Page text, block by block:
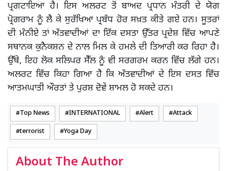
ਪ੍ਰਗਟਾਇਆ ਹੈ। ਇਸ ਅਲਰਟ ਤੋਂ ਬਾਅਦ ਪ੍ਰਧਾਨ ਮੰਤਰੀ ਦੇ ਯੋਗ
ਪ੍ਰੋਗਰਾਮ ਨੂੰ ਲੈ ਕੇ ਸੁਰੱਖਿਆ ਪ੍ਰਬੰਧ ਹੋਰ ਸਖ਼ਤ ਕੀਤੇ ਗਏ ਹਨ। ਸੂਤਰਾਂ
ਦੀ ਮੰਨੀਏ ਤਾਂ ਅੱਤਵਾਦੀਆਂ ਦਾ ਇੱਕ ਦਸਤਾ ਉੱਤਰ ਪ੍ਰਦੇਸ਼ ਵਿੱਚ ਆਪਣੇ
ਸਥਾਨਕ ਕੁਨੈਕਸ਼ਨ ਦੇ ਨਾਲ ਮਿਲ ਕੇ ਹਮਲੇ ਦੀ ਤਿਆਰੀ ਕਰ ਰਿਹਾ ਹੈ।
ਉੱਥੇ, ਇਹ ਲੋਕ ਸਲਿਪਰ ਸੈੱਲ ਨੂੰ ਵੀ ਸਰਗਰਮ ਕਰਨ ਵਿੱਚ ਲੱਗੇ ਹਨ।
ਅਲਰਟ ਵਿੱਚ ਕਿਹਾ ਗਿਆ ਹੈ ਕਿ ਅੱਤਵਾਦੀਆਂ ਦੇ ਇਸ ਦਸਤ ਵਿੱਚ
ਆਤਮਘਾਤੀ ਔਰਤਾਂ ਤੇ ਪੁਰਸ਼ ਦੋਵੇਂ ਸ਼ਾਮਲ ਹੋ ਸਕਦੇ ਹਨ।
Top News INTERNATIONAL Alert Attack
terrorist Yoga Day
About The Author